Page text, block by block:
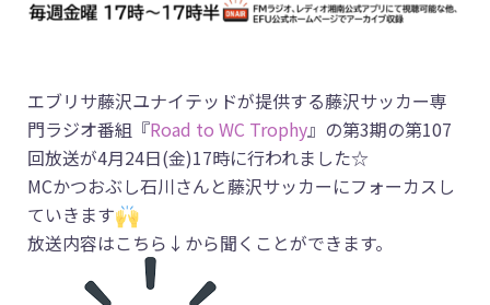
エブリサ藤沢ユナイテッドが提供する藤沢サッカー専
門ラジオ番組『Road to WC Trophy』の第3期の第107
回放送が4月24日(金)17時に行われました☆
MCかつおぶし石川さんと藤沢サッカーにフォーカスし
ていきます
放送内容はこちら↓から聞くことができます。